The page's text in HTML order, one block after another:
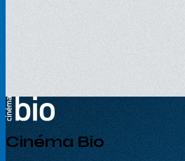
Cinéma Bio